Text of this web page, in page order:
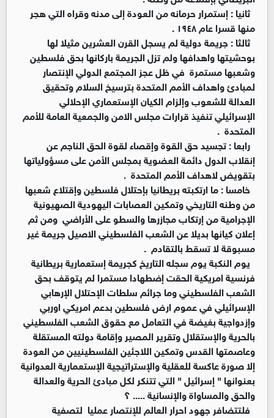
ثانيا : إستمرار حرمانه من العودة إلى مدنه وقراه التي هجر
منها قسرا عام ١٩٤٨ .
ثالثا : جريمة دولية لم يسجل القرن العشرين مثيلا لها
بوحشيتها واهدافها ولم تزل الجريمة باركانها بحق فلسطين
وشعبها مستمرة في ظل عجز المجتمع الدولي الإنتصار
لمبادئ واهداف الأمم المتحدة بترسيخ السلام وتحقيق
العدالة للشعوب وإلزام الكيان الإستعماري الإحلالي
الإسرائيلي تنفيذ قرارات مجلس الامن والجمعية العامة للأمم
المتحدة .
رابعا : تجسيد حق القوة وإقصاء لقوة الحق الناجم عن
إنقلاب الدول دائمة العضوية بمجلس الأمن على مسؤولياتها
بتقويض لاهداف الأمم المتحدة .
خامسا : ما ارتكبته بريطانيا بإحتلال فلسطين وإقتلاع شعبها
من وطنه التاريخي وتمكين العصابات اليهودية الصهيونية
الإجرامية من إرتكاب مجازرها والسطو على الأراضي ومن ثم
إعلان كيانها بديلا عن الشعب الفلسطيني الاصيل جريمة غير
مسبوقة لا تسقط بالتقادم .
يوم النكبة يوم سجله التاريخ كجريمة إستعمارية بريطانية
فرنسية امريكية الحقت إضطهادا مستمرا لم يتوقف بحق
الشعب الفلسطيني وما جرائم سلطات الإحتلال الإرهابي
الإسرائيلي في عموم ارض فلسطين بدعم امريكي اوربي
وإزدواجية بغيضة في التعامل مع حقوق الشعب الفلسطيني
بالحرية والإستقلال وتقرير المصير وإقامة دولته المستقلة
وعاصمتها القدس وتمكين اللاجئين الفلسطينيين من العودة
إلا صورة عاكسة للعقلية والإستراتيجية الإستعمارية العدوانية
بعنوانها " إسرائيل " التي تتنكر لكل مبادئ الحرية والعدالة
والحق والمساواة والإنسانية ..... ؟
فلتتضافر جهود احرار العالم للإنتصار عمليا لتصفية